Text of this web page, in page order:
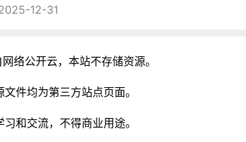
12-31
络公开云，本站不存储资源。
文件均为第三方站点页面。
习和交流，不得商业用途。